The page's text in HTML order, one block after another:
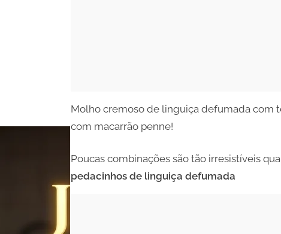
Molho cremoso de linguiça defumada com
com macarrão penne!
Poucas combinações são tão irresistíveis
pedacinhos de linguiça defumada